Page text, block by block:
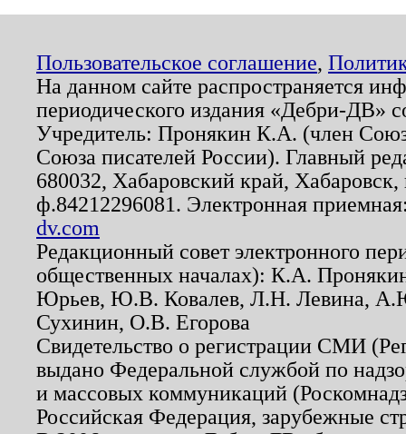
Пользовательское соглашение,
На данном сайте распространяется
периодического издания «Дебри-ДВ»
Учредитель: Пронякин К.А. (член
Союза писателей России). Главный
680032, Хабаровский край,
ф.84212296081. Электронная
dv.com
Редакционный совет электронного
общественных началах): К.А.
Юрьев, Ю.В. Ковалев, Л.Н. Левина,
Сухинин, О.В. Егорова
Свидетельство о регистрации СМИ
выдано Федеральной службой по
и массовых коммуникаций
Российская Федерация, зарубежные